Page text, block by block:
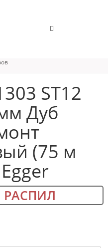
ST12
Дуб
(75 м
РАСПИЛ